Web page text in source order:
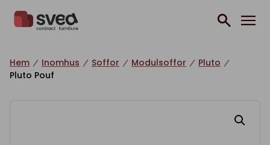
Hem Inomhus Soffor Modulsoffor
Pluto
Pluto Pouf